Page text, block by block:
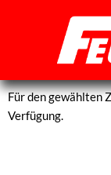
Für den gewählten
Verfügung.